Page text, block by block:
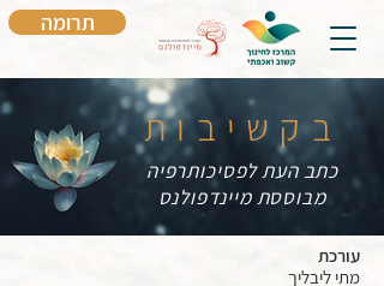
תרומה
בקשיבות
כתב העת לפסיכותרפיה
מבוססת מיינדפולנס
עורכת
מתי ליבליך